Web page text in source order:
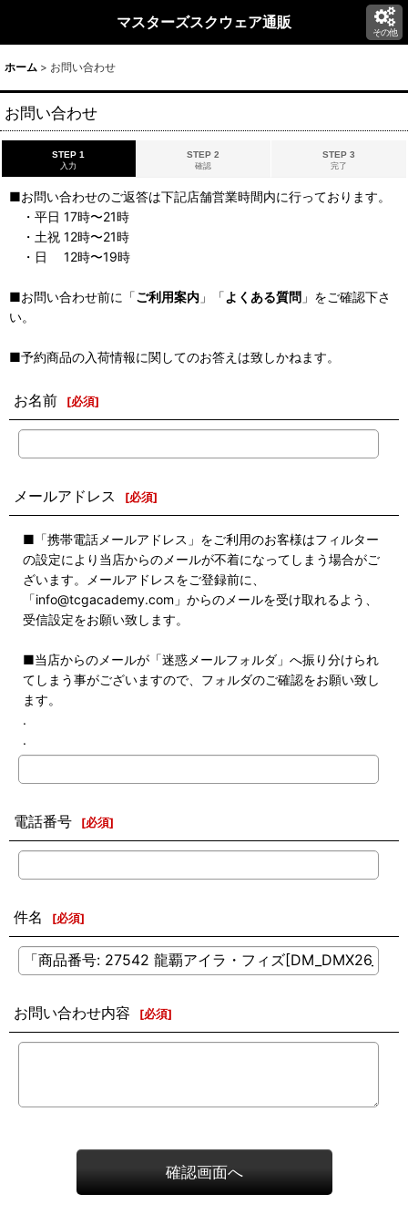
マスターズスクウェア通販
その他
ホーム > お問い合わせ
お問い合わせ
STEP 1
入力
STEP 2
確認
STEP 3
完了
■お問い合わせのご返答は下記店舗営業時間内に行っております。
・平日 17時〜21時
・土祝 12時〜21時
・日 12時〜19時
■お問い合わせ前に「ご利用案内 」「よくある質問 」をご確認下さ
い。
■予約商品の入荷情報に関してのお答えは致しかねます。
お名前 [必須]
メールアドレス [必須]
■「携帯電話メールアドレス」をご利用のお客様はフィルター
の設定により当店からのメールが不着になってしまう場合がご
ざいます。メールアドレスをご登録前に、
「info@tcgacademy.com」からのメールを受け取れるよう、
受信設定をお願い致します。
■当店からのメールが「迷惑メールフォルダ」へ振り分けられ
てしまう事がございますので、フォルダのご確認をお願い致し
ます。
.
.
電話番号 [必須]
件名 [必須]
お問い合わせ内容 [必須]
確認画面へ